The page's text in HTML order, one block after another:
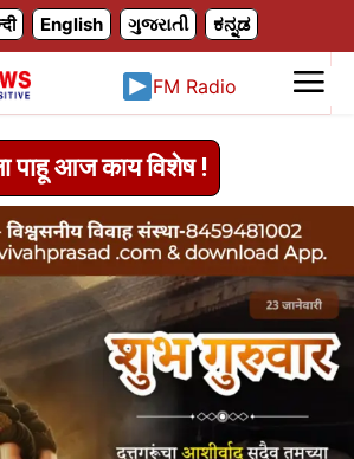
English ગુજરાતી ಕನ್ನಡ
FM Radio
पाहू आज काय विशेष !